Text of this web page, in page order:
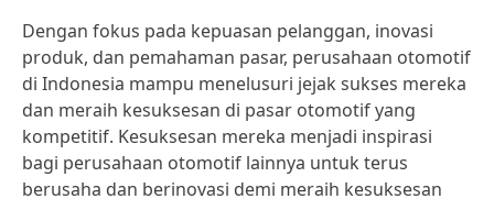
Dengan fokus pada kepuasan pelanggan, inovasi
produk, dan pemahaman pasar, perusahaan otomotif
di Indonesia mampu menelusuri jejak sukses mereka
dan meraih kesuksesan di pasar otomotif yang
kompetitif. Kesuksesan mereka menjadi inspirasi
bagi perusahaan otomotif lainnya untuk terus
berusaha dan berinovasi demi meraih kesuksesan